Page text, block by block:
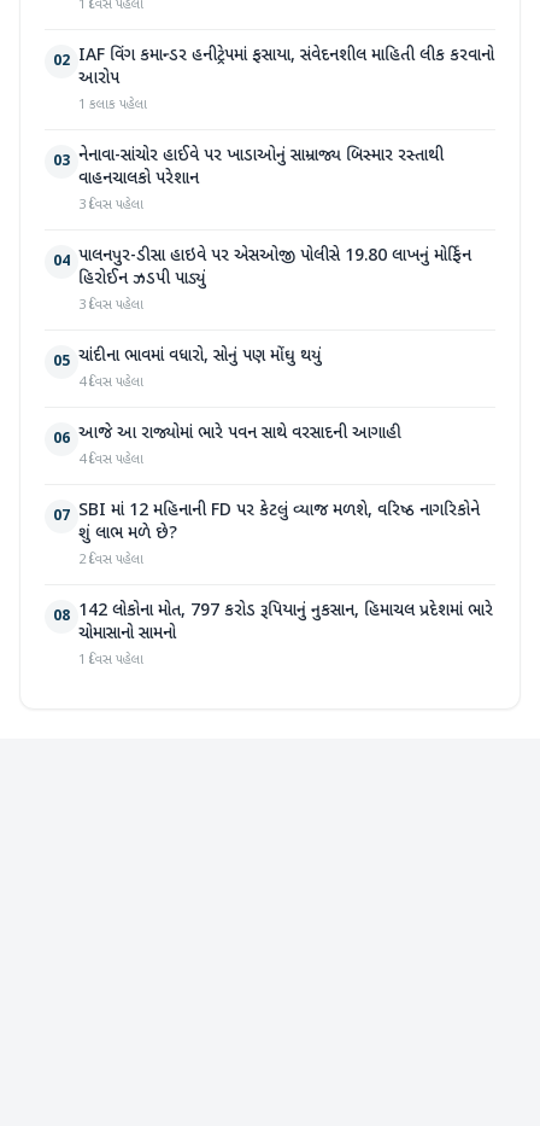
1 દિવસ પહેલા
02 IAF વિંગ કમાન્ડર હનીટ્રેપમાં ફસાયા, સંવેદનશીલ માહિતી લીક કરવાનો
આરોપ
1 કલાક પહેલા
03 નેનાવા-સાંચોર હાઈવે પર ખાડાઓનું સામ્રાજ્ય બિસ્માર રસ્તાથી
વાહનચાલકો પરેશાન
3 દિવસ પહેલા
04 પાલનપુર-ડીસા હાઇવે પર એસઓજી પોલીસે 19.80 લાખનું મોર્ફિન
હિરોઈન ઝડપી પાડ્યું
3 દિવસ પહેલા
05 ચાંદીના ભાવમાં વધારો, સોનું પણ મોંઘુ થયું
4 દિવસ પહેલા
06 આજે આ રાજ્યોમાં ભારે પવન સાથે વરસાદની આગાહી
4 દિવસ પહેલા
07 SBI માં 12 મહિનાની FD પર કેટલું વ્યાજ મળશે, વરિષ્ઠ નાગરિકોને
શું લાભ મળે છે?
2 દિવસ પહેલા
08 142 લોકોના મોત, 797 કરોડ રૂપિયાનું નુકસાન, હિમાચલ પ્રદેશમાં ભારે
ચોમાસાનો સામનો
1 દિવસ પહેલા